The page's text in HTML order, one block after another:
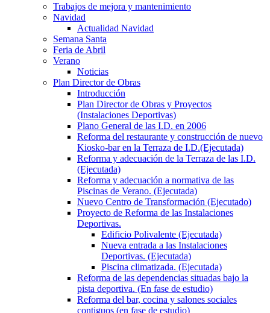
Trabajos de mejora y mantenimiento
Navidad
Actualidad Navidad
Semana Santa
Feria de Abril
Verano
Noticias
Plan Director de Obras
Introducción
Plan Director de Obras y Proyectos
(Instalaciones Deportivas)
Plano General de las I.D. en 2006
Reforma del restaurante y construcción de nuevo
Kiosko-bar en la Terraza de I.D.(Ejecutada)
Reforma y adecuación de la Terraza de las I.D.
(Ejecutada)
Reforma y adecuación a normativa de las
Piscinas de Verano. (Ejecutada)
Nuevo Centro de Transformación (Ejecutado)
Proyecto de Reforma de las Instalaciones
Deportivas.
Edificio Polivalente (Ejecutada)
Nueva entrada a las Instalaciones
Deportivas. (Ejecutada)
Piscina climatizada. (Ejecutada)
Reforma de las dependencias situadas bajo la
pista deportiva. (En fase de estudio)
Reforma del bar, cocina y salones sociales
contiguos (en fase de estudio)